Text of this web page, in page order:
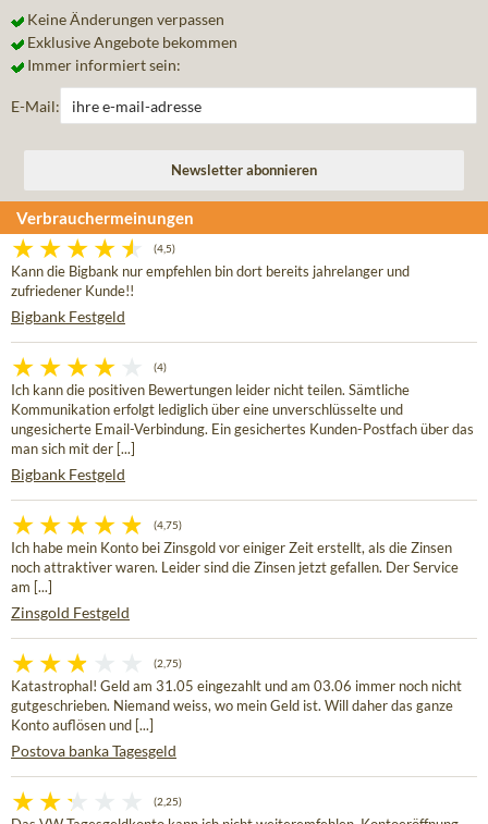
Keine Änderungen verpassen
Exklusive Angebote bekommen
Immer informiert sein:
E-Mail:
Verbrauchermeinungen
(4,5)
Kann die Bigbank nur empfehlen bin dort bereits jahrelanger und
zufriedener Kunde!!
Bigbank Festgeld
(4)
Ich kann die positiven Bewertungen leider nicht teilen. Sämtliche
Kommunikation erfolgt lediglich über eine unverschlüsselte und
ungesicherte Email-Verbindung. Ein gesichertes Kunden-Postfach über das
man sich mit der [...]
Bigbank Festgeld
(4,75)
Ich habe mein Konto bei Zinsgold vor einiger Zeit erstellt, als die Zinsen
noch attraktiver waren. Leider sind die Zinsen jetzt gefallen. Der Service
am [...]
Zinsgold Festgeld
(2,75)
Katastrophal! Geld am 31.05 eingezahlt und am 03.06 immer noch nicht
gutgeschrieben. Niemand weiss, wo mein Geld ist. Will daher das ganze
Konto auflösen und [...]
Postova banka Tagesgeld
(2,25)